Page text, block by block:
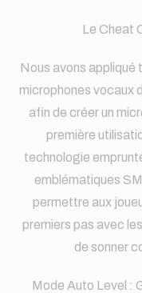
Le Cheat
Nous avons appliqué
microphones vocaux
afin de créer un
première
technologie
emblématiques
permettre aux
premiers pas avec
de sonner
Mode Auto Level :